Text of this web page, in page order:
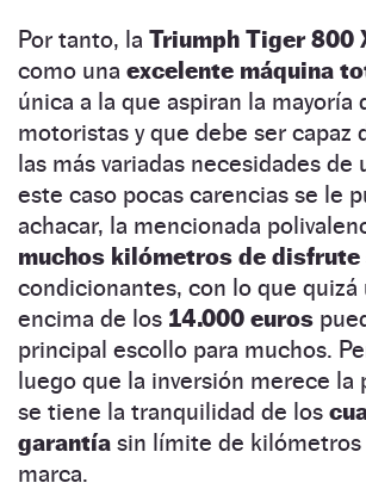
Por tanto, la Triumph Tiger 800
como una excelente máquina
única a la que aspiran la mayoría
motoristas y que debe ser capaz
las más variadas necesidades de
este caso pocas carencias se le
achacar, la mencionada
muchos kilómetros de disfrute
condicionantes, con lo que quizá
encima de los 14.000 euros
principal escollo para muchos.
luego que la inversión merece la
se tiene la tranquilidad de los
garantía sin límite de kilómetros
marca.